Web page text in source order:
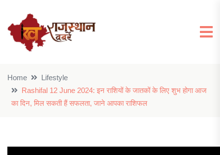
Home
Lifestyle
Rashifal 12 June 2024: इन राशियों के जातकों के लिए शुभ होगा आज
का दिन, मिल सकती हैं सफलता, जाने आपका राशिफल